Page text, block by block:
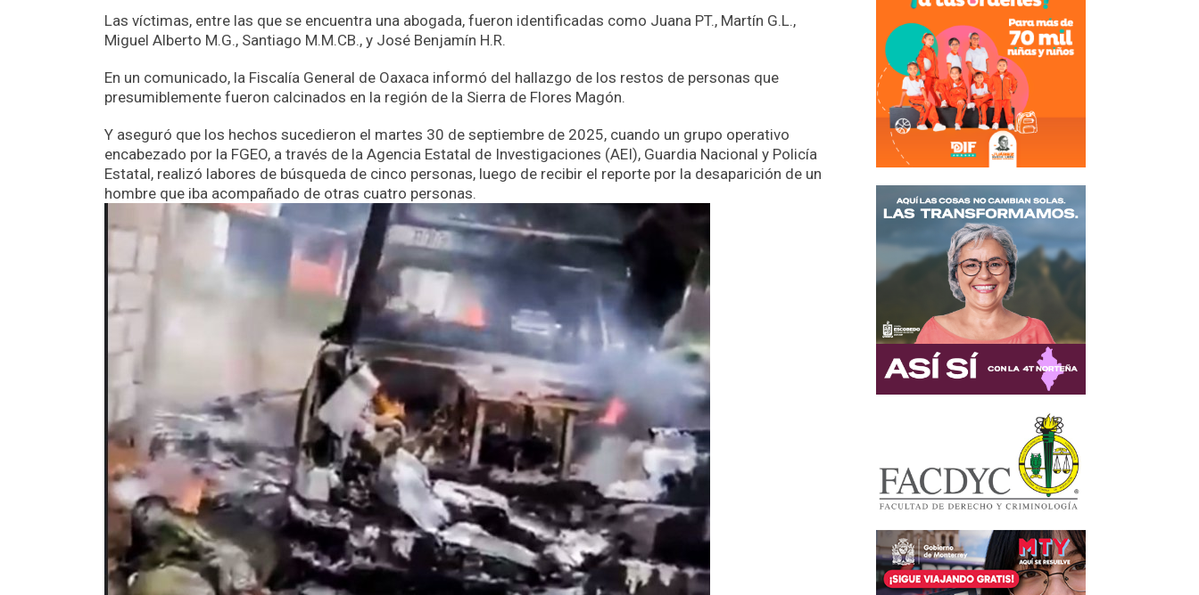
Las víctimas, entre las que se encuentra una abogada, fueron identificadas como Juana PT., Martín G.L.,
Miguel Alberto M.G., Santiago M.M.CB., y José Benjamín H.R.
En un comunicado, la Fiscalía General de Oaxaca informó del hallazgo de los restos de personas que
presumiblemente fueron calcinados en la región de la Sierra de Flores Magón.
Y aseguró que los hechos sucedieron el martes 30 de septiembre de 2025, cuando un grupo operativo
encabezado por la FGEO, a través de la Agencia Estatal de Investigaciones (AEI), Guardia Nacional y Policía
Estatal, realizó labores de búsqueda de cinco personas, luego de recibir el reporte por la desaparición de un
hombre que iba acompañado de otras cuatro personas.